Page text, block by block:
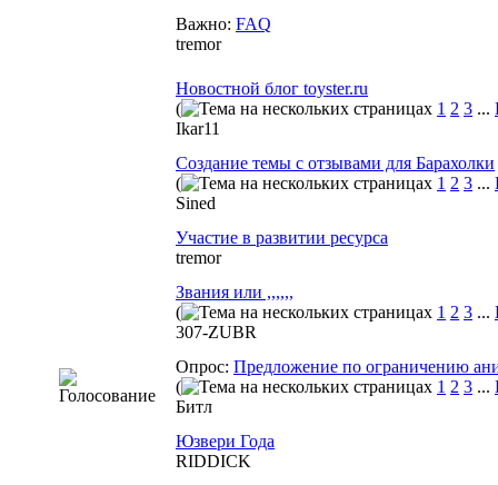
Важно: FAQ
tremor
Новостной блог toyster.ru
(
1 2 3 ...
Ikar11
Создание темы с отзывами для Барахолки
(
1 2 3 ...
Sined
Участие в развитии ресурса
tremor
Звания или ,,,,,,
(
1 2 3 ...
307-ZUBR
Опрос: Предложение по ограничению
(
1 2 3 ...
Битл
Юзвери Года
RIDDICK